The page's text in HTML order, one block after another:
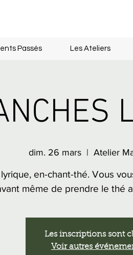
Passés Les Ateliers
dim. 26 mars
  |
Atelier
en-chant-thé. Vous
même de prendre le thé
Les inscriptions sont
Voir autres